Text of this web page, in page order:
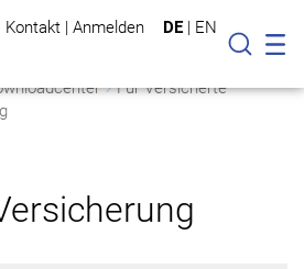
Kontakt | Anmelden DE | EN
Suche
Für Versicherte